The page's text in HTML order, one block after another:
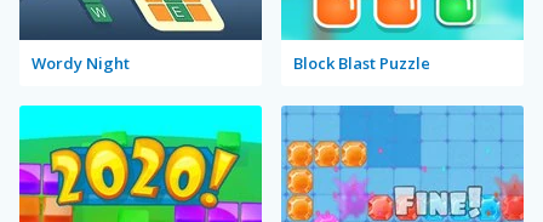
Wordy Night Block Blast Puzzle